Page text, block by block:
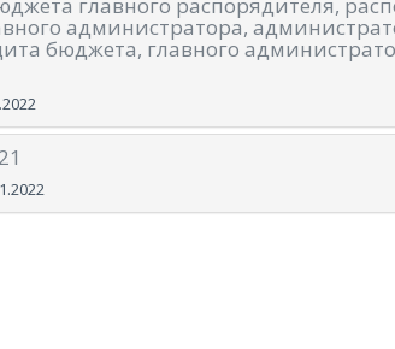
главного распорядителя,
администратора,
бюджета, главного